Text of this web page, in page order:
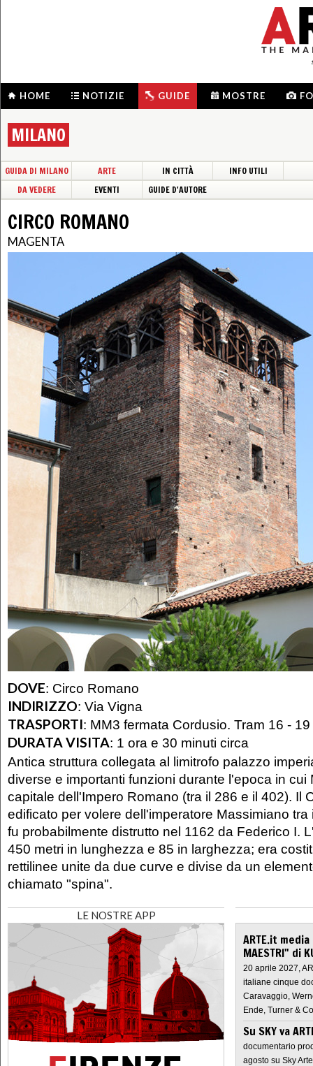
HOME NOTIZIE GUIDE MOSTRE
MILANO
GUIDA DI MILANO ARTE IN CITTÀ
INFO UTILI
DA VEDERE
EVENTI GUIDE D'AUTORE
CIRCO ROMANO
MAGENTA
DOVE: Circo Romano
INDIRIZZO: Via Vigna
TRASPORTI: MM3 fermata Cordusio. Tram 16 - 19
DURATA VISITA: 1 ora e 30 minuti circa
Antica struttura collegata al limitrofo palazzo
diverse e importanti funzioni durante l'epoca in cui
capitale dell'Impero Romano (tra il 286 e il 402). Il
edificato per volere dell'imperatore Massimiano tra
fu probabilmente distrutto nel 1162 da Federico I.
450 metri in lunghezza e 85 in larghezza; era
rettilinee unite da due curve e divise da un
chiamato "spina".
LE NOSTRE APP
ARTE.it
MAESTRI" di
20 aprile 2027,
italiane cinque
Caravaggio,
Ende, Turner &
Su SKY va
documentario
agosto su Sky Arte